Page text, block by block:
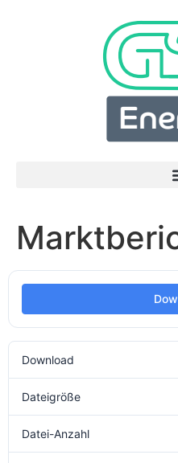
Download
Dateigröße
Datei-Anzahl